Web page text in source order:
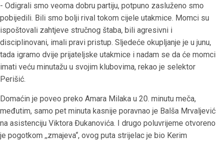
- Odigrali smo veoma dobru partiju, potpuno zasluženo smo
pobijedili. Bili smo bolji rival tokom cijele utakmice. Momci su
ispoštovali zahtjeve stručnog štaba, bili agresivni i
disciplinovani, imali pravi pristup. Sljedeće okupljanje je u junu,
tada igramo dvije prijateljske utakmice i nadam se da će momci
imati veću minutažu u svojim klubovima, rekao je selektor
Perišić.
Domaćin je poveo preko Amara Milaka u 20. minutu meča,
međutim, samo pet minuta kasnije poravnao je Balša Mrvaljević
na asistenciju Viktora Đukanovića. I drugo poluvrijeme otvoreno
je pogotkom ,,zmajeva“, ovog puta strijelac je bio Kerim